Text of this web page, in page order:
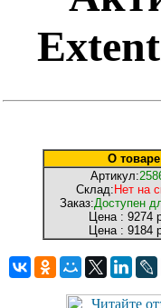
О товаре
Артикул:
Склад: Нет на
Заказ:Доступен
Цена : 9274
Цена : 9184